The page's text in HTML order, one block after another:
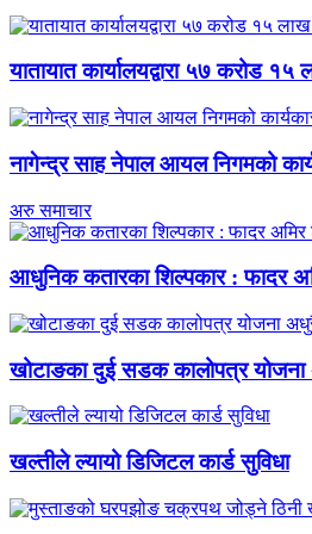
यातायात कार्यालयद्वारा ५७ करोड
नागेन्द्र साह नेपाल आयल निगमको
अरु समाचार
आधुनिक कतारका शिल्पकार : फादर
खोटाङका दुई सडक कालोपत्र
खल्तीले ल्यायो डिजिटल कार्ड सुविधा